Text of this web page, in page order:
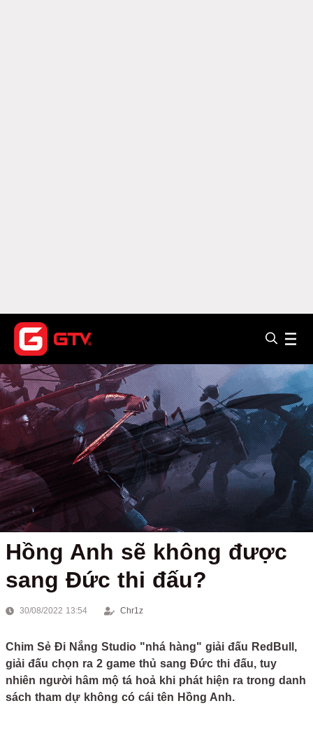
Hồng Anh sẽ không được
sang Đức thi đấu?
30/08/2022 13:54 Chr1z
Chim Sẻ Đi Nắng Studio "nhá hàng" giải đấu RedBull,
giải đấu chọn ra 2 game thủ sang Đức thi đấu, tuy
nhiên người hâm mộ tá hoả khi phát hiện ra trong danh
sách tham dự không có cái tên Hồng Anh.